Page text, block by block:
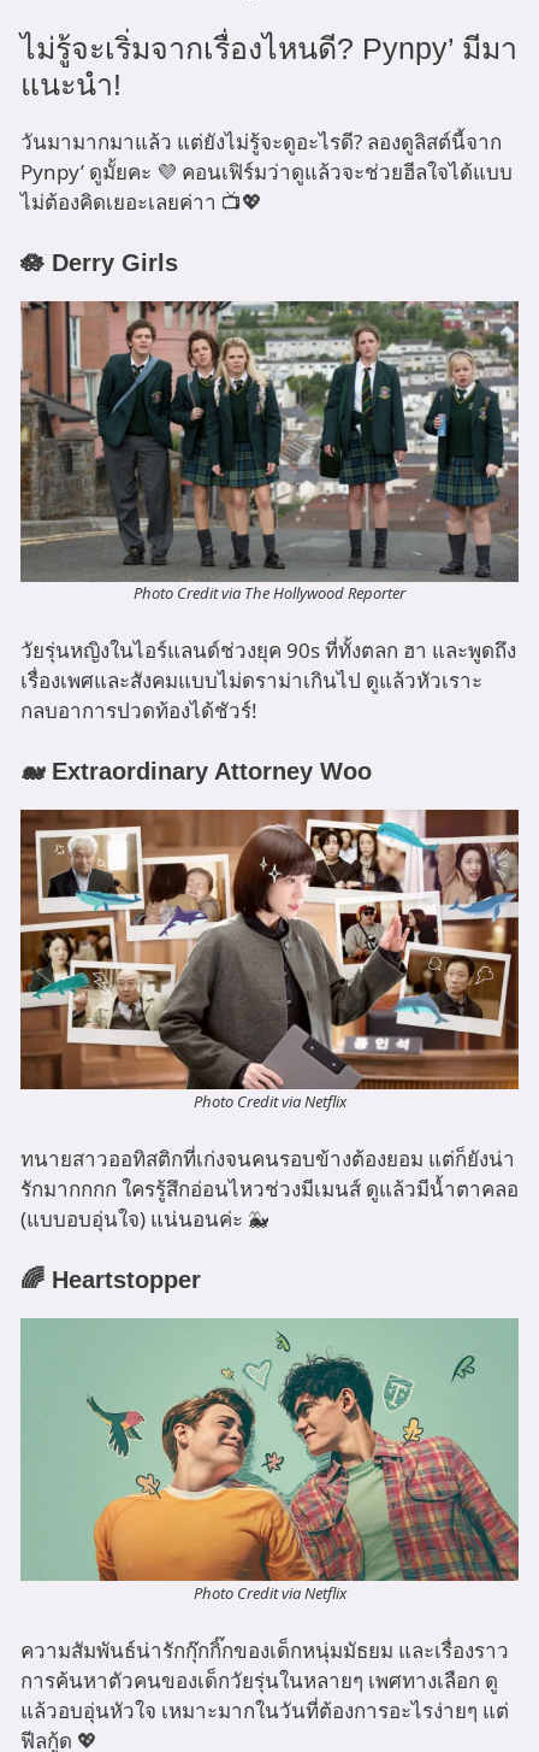
ไม่รู้จะเริ่มจากเรื่องไหนดี? Pynpy’ มีมา
แนะนำ!
วันมามากมาแล้ว แต่ยังไม่รู้จะดูอะไรดี? ลองดูลิสต์นี้จาก
Pynpy’ ดูมั้ยคะ 💜 คอนเฟิร์มว่าดูแล้วจะช่วยฮีลใจได้แบบ
ไม่ต้องคิดเยอะเลยค่าา 📺💖
🪷 Derry Girls
Photo Credit via The Hollywood Reporter
วัยรุ่นหญิงในไอร์แลนด์ช่วงยุค 90s ที่ทั้งตลก ฮา และพูดถึง
เรื่องเพศและสังคมแบบไม่ดราม่าเกินไป ดูแล้วหัวเราะ
กลบอาการปวดท้องได้ชัวร์!
🐋 Extraordinary Attorney Woo
Photo Credit via Netflix
ทนายสาวออทิสติกที่เก่งจนคนรอบข้างต้องยอม แต่ก็ยังน่า
รักมากกกก ใครรู้สึกอ่อนไหวช่วงมีเมนส์ ดูแล้วมีน้ำตาคลอ
(แบบอบอุ่นใจ) แน่นอนค่ะ 🐳
🌈 Heartstopper
Photo Credit via Netflix
ความสัมพันธ์น่ารักกุ๊กกิ๊กของเด็กหนุ่มมัธยม และเรื่องราว
การค้นหาตัวคนของเด็กวัยรุ่นในหลายๆ เพศทางเลือก ดู
แล้วอบอุ่นหัวใจ เหมาะมากในวันที่ต้องการอะไรง่ายๆ แต่
ฟีลกู้ด 💖